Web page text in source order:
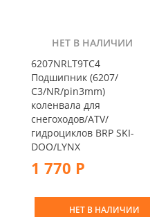
НЕТ В НАЛИЧИИ
6207NRLT9TC4
Подшипник (6207/
С3/NR/pin3mm)
коленвала для
снегоходов/ATV/
гидроциклов BRP SKI-
DOO/LYNX
1 770 Р
НЕТ В НАЛИЧИИ